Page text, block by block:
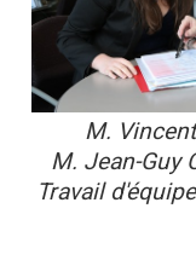
M.
M. Jean-Guy
Travail